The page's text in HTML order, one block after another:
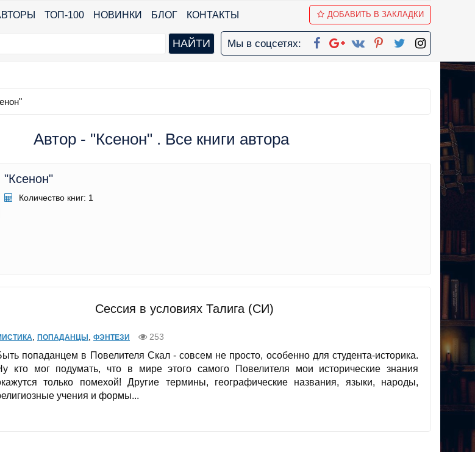
ТОП-100 НОВИНКИ БЛОГ КОНТАКТЫ ДОБАВИТЬ В ЗАКЛАДКИ
Мы в соцсетях:
Автор - "Ксенон" . Все книги автора
"Ксенон"
Количество книг: 1
Сессия в условиях Талига (СИ)
ПОПАДАНЦЫ ФЭНТЕЗИ 253
попаданцем в Повелителя Скал - совсем не просто, особенно для студента-историка.
кто мог подумать, что в мире этого самого Повелителя мои исторические знания
только помехой! Другие термины, географические названия, языки, народы,
учения и формы...